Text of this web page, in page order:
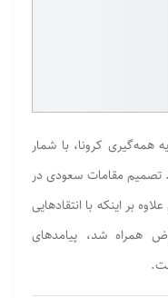
همه‌گیری کرونا، با شمار
تصمیم مقامات سعودی در
بر اینکه با انتقادهایی
همراه شد، پیامدهای